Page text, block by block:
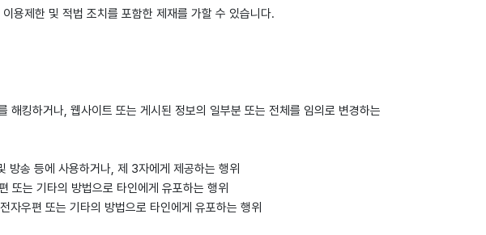
용제한 및 적법 조치를 포함한 제재를 가할 수 있습니다.
킹하거나, 웹사이트 또는 게시된 정보의 일부분 또는 전체를 임의로 변경하는
방송 등에 사용하거나, 제 3자에게 제공하는 행위
또는 기타의 방법으로 타인에게 유포하는 행위
우편 또는 기타의 방법으로 타인에게 유포하는 행위